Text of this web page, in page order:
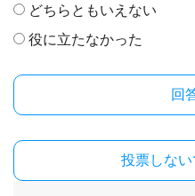
どちらともいえない
役に立たなかった
投票しな